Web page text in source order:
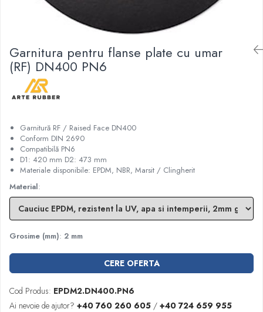
Garnituri racord filetat
Garnituri tip flanse
Pentru etansari cu gauri de trecere a
prezoanelor (full face) conform DIN
86071
Pentru flanse plate cu umar (RF) conform
DIN 2690
Garnitura pentru flanse plate cu umar
(RF) DN400 PN6
Garnitură RF / Raised Face DN400
Conform DIN 2690
Compatibilă PN6
D1: 420 mm D2: 473 mm
Materiale disponibile: EPDM, NBR, Marsit / Clingherit
Material:
Grosime (mm): 2 mm
CERE OFERTA
Cod Produs: EPDM2.DN400.PN6
Ai nevoie de ajutor? +40 760 260 605 / +40 724 659 955